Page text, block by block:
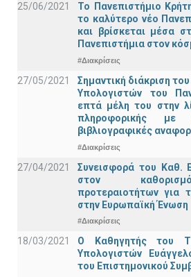
25/06/2021
Το Πανεπιστήμιο
το καλύτερο νέο
και βρίσκεται μέσα
Πανεπιστήμια στον
#Διακρίσεις
27/05/2021
Σημαντική διάκριση
Υπολογιστών του
επτά μέλη του στην
πληροφορικής με
βιβλιογραφικές
#Διακρίσεις
27/04/2021
Συνεισφορά του Καθ.
στον
προτεραιοτήτων για
στην Ευρωπαϊκή Ένωση
#Διακρίσεις
18/03/2021
Ο Καθηγητής του
Υπολογιστών
του Επιστημονικού